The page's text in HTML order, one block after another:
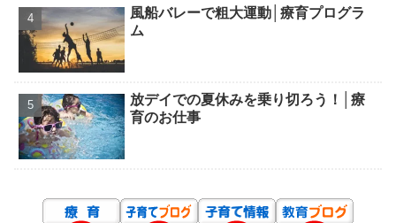
風船バレーで粗大運動│療育プログラ
ム
放デイでの夏休みを乗り切ろう！│療
育のお仕事